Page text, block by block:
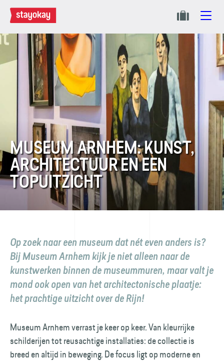
MUSEUM ARNHEM: KUNST,
ARCHITECTUUR EN EEN
TOPUITZICHT
Op zoek naar een museum dat nét even anders is?
Bij Museum Arnhem kijk je niet alleen naar de
kunstwerken binnen de museummuren, maar valt je
mond ook open van het architectonische plaatje:
het prachtige uitzicht over de Rijn!
Museum Arnhem verrast je keer op keer. Van kleurrijke
schilderijen tot reusachtige installaties: de collectie is
breed en altijd in beweging. De focus ligt op moderne en